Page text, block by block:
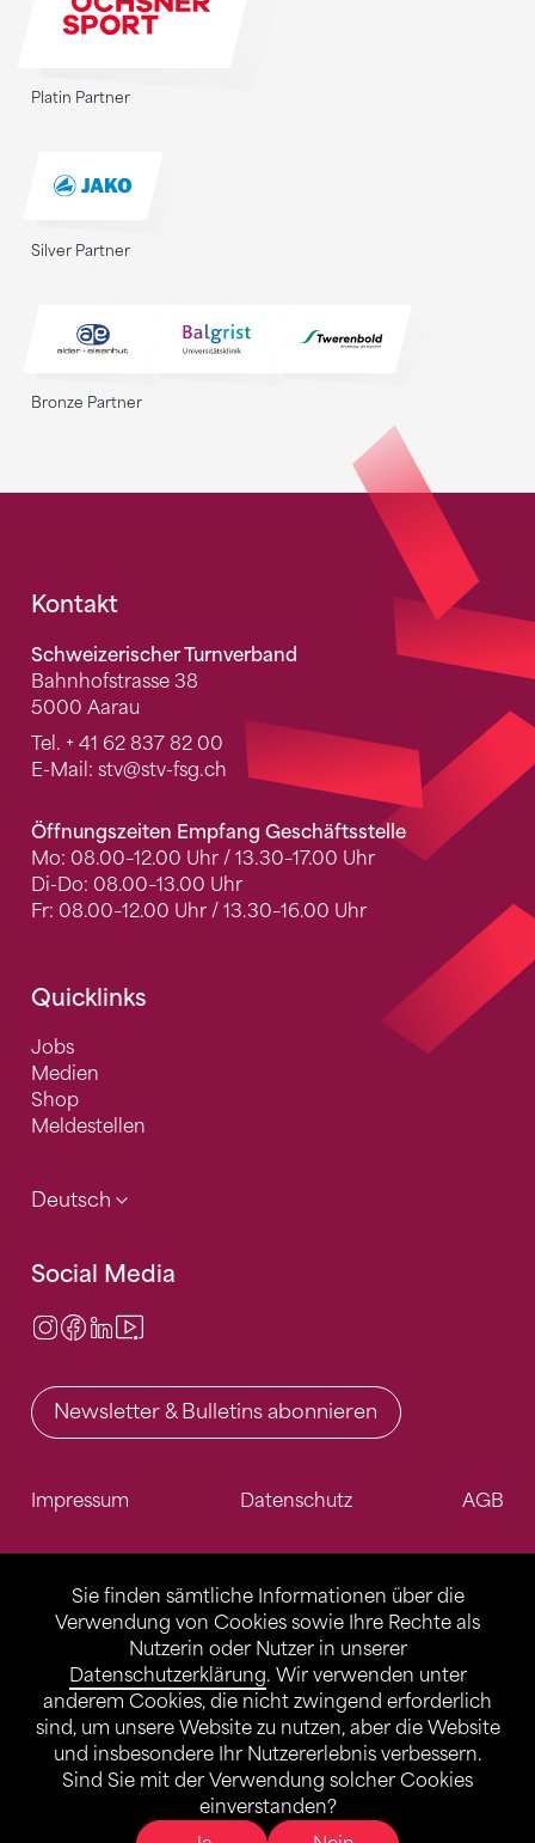
Sie finden sämtliche Informationen über die
Verwendung von Cookies sowie Ihre Rechte als
Nutzerin oder Nutzer in unserer
Datenschutzerklärung. Wir verwenden unter
anderem Cookies, die nicht zwingend erforderlich
sind, um unsere Website zu nutzen, aber die Website
und insbesondere Ihr Nutzererlebnis verbessern.
Sind Sie mit der Verwendung solcher Cookies
einverstanden?
Platin Partner
Silver Partner
Bronze Partner
Fusszeile
Kontakt
Schweizerischer Turnverband
Bahnhofstrasse 38
5000 Aarau
Tel. + 41 62 837 82 00
E-Mail: stv@stv-fsg.ch
Öffnungszeiten Empfang Geschäftsstelle
Mo: 08.00–12.00 Uhr / 13.30–17.00 Uhr
Di-Do: 08.00–13.00 Uhr
Fr: 08.00–12.00 Uhr / 13.30–16.00 Uhr
Quicklinks
Jobs
Medien
Shop
Meldestellen
Deutsch
Social Media
Instagram
Facebook
LinkedIn
Newsletter & Bulletins abonnieren
Impressum Datenschutz AGB